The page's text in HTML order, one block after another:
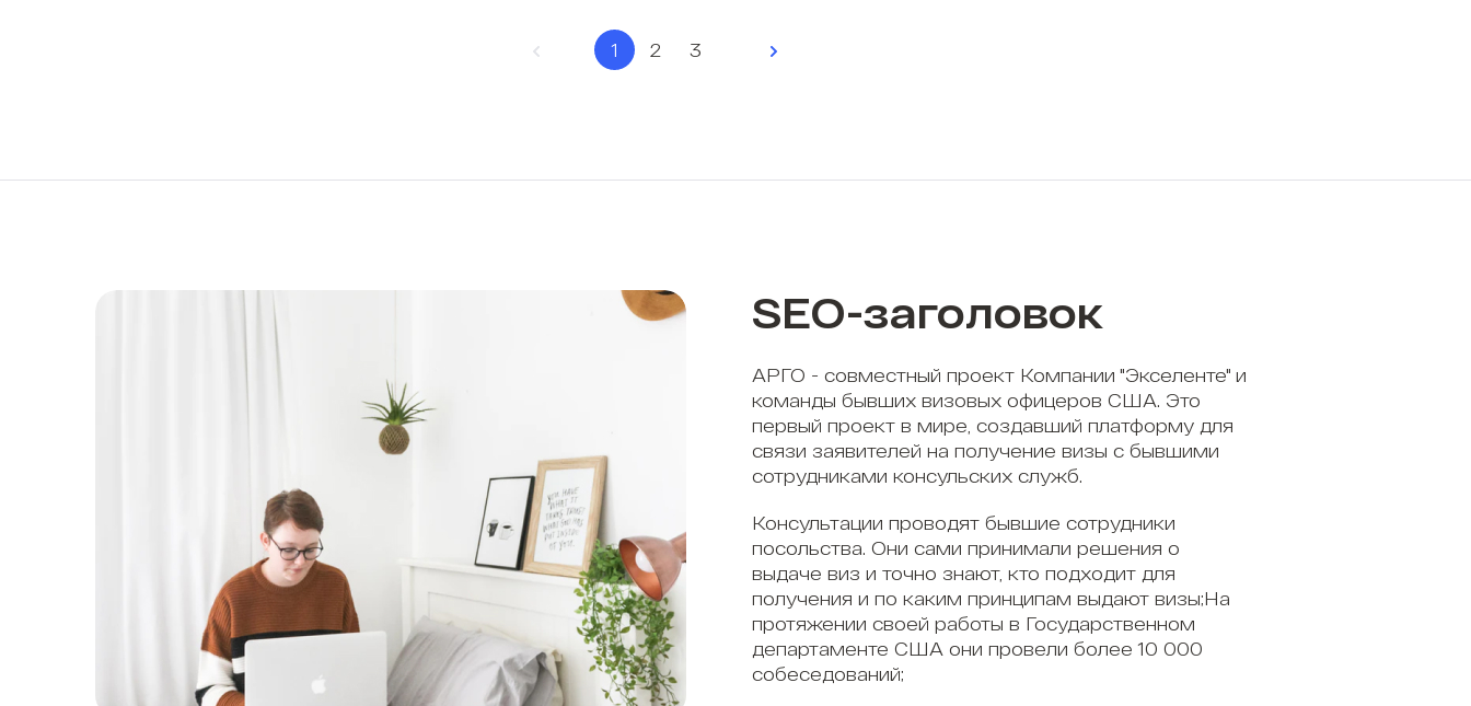
1 2 3
SEO-заголовок
АРГО - совместный проект Компании "Экселенте" и
команды бывших визовых офицеров США. Это
первый проект в мире, создавший платформу для
связи заявителей на получение визы с бывшими
сотрудниками консульских служб.
Консультации проводят бывшие сотрудники
посольства. Они сами принимали решения о
выдаче виз и точно знают, кто подходит для
получения и по каким принципам выдают визы;На
протяжении своей работы в Государственном
департаменте США они провели более 10 000
собеседований;